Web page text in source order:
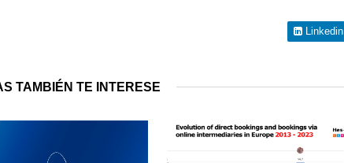
Linkedin
TAMBIÉN TE INTERESE